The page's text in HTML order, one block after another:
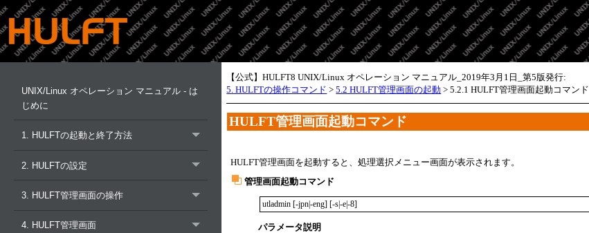
メイン コンテンツにスキップ
UNIX/Linux オペレーション マニュアル - は
じめに
1. HULFTの起動と終了方法
2. HULFTの設定
3. HULFT管理画面の操作
4. HULFT管理画面
【公式】HULFT8 UNIX/Linux オペレーション マニュアル_2019年3月1日_第5版発行:
5. HULFTの操作コマンド >5.2 HULFT管理画面の起動 >5.2.1 HULFT管理画面起動コマンド
HULFT管理画面起動コマンド
HULFT管理画面を起動すると、処理選択メニュー画面が表示されます。
管理画面起動コマンド
utladmin [-jpn|-eng] [-s|-e|-8]
パラメータ説明